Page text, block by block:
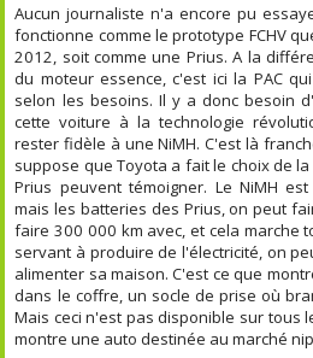
Aucun journaliste n'a encore pu
fonctionne comme le prototype FCHV
2012, soit comme une Prius. A la
du moteur essence, c'est ici la PAC
selon les besoins. Il y a donc besoin
cette voiture à la technologie
rester fidèle à une NiMH. C'est là
suppose que Toyota a fait le choix de
Prius peuvent témoigner. Le NiMH
mais les batteries des Prius, on peut
faire 300 000 km avec, et cela marche
servant à produire de l'électricité, on
alimenter sa maison. C'est ce que
dans le coffre, un socle de prise où
Mais ceci n'est pas disponible sur tous
montre une auto destinée au marché